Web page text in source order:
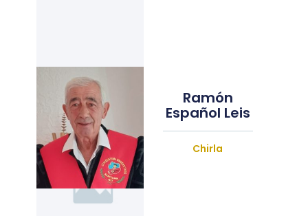
Ramón
Español Leis
Chirla